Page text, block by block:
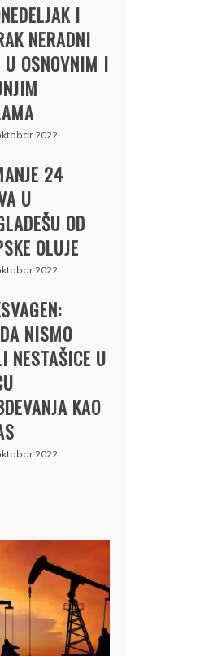
I
NERADNI
U OSNOVNIM I
2022.
24
U
OD
OLUJE
2022.
NISMO
NESTAŠICE U
KAO
2022.